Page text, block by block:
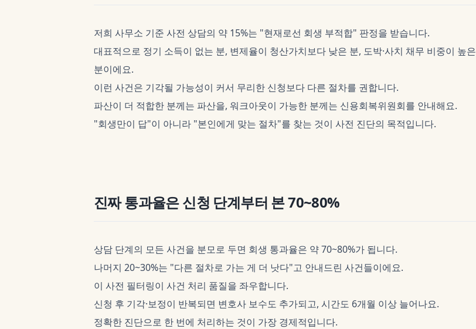
저희 사무소 기준 사전 상담의 약 15%는 "현재로선 회생 부적합" 판정을 받습니다.
대표적으로 정기 소득이 없는 분, 변제율이 청산가치보다 낮은 분, 도박·사치 채무 비중이 높은
분이에요.
이런 사건은 기각될 가능성이 커서 무리한 신청보다 다른 절차를 권합니다.
파산이 더 적합한 분께는 파산을, 워크아웃이 가능한 분께는 신용회복위원회를 안내해요.
"회생만이 답"이 아니라 "본인에게 맞는 절차"를 찾는 것이 사전 진단의 목적입니다.
진짜 통과율은 신청 단계부터 본 70~80%
상담 단계의 모든 사건을 분모로 두면 회생 통과율은 약 70~80%가 됩니다.
나머지 20~30%는 "다른 절차로 가는 게 더 낫다"고 안내드린 사건들이에요.
이 사전 필터링이 사건 처리 품질을 좌우합니다.
신청 후 기각·보정이 반복되면 변호사 보수도 추가되고, 시간도 6개월 이상 늘어나요.
정확한 진단으로 한 번에 처리하는 것이 가장 경제적입니다.